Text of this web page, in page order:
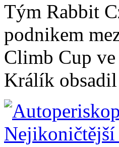
Tým Rabbit
podnikem
Climb Cup ve
Králík